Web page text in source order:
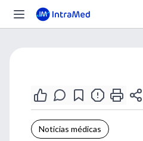
Noticias médicas